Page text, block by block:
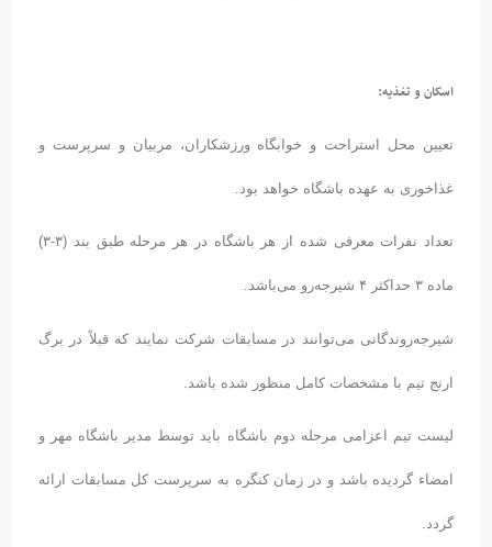
اسکان و تغذیه:
تعیین محل استراحت و خوابگاه ورزشکاران، مربیان و سرپرست و
غذاخوری به عهده باشگاه خواهد بود.
تعداد نفرات معرفی شده از هر باشگاه در هر مرحله طبق بند (۳-۳)
ماده ۳ حداکثر ۴ شیرجه‌رو می‌باشد.
شیرجه‌روندگانی می‌توانند در مسابقات شرکت نمایند که قبلاً در برگ
ارنج تیم با مشخصات کامل منظور شده باشد.
لیست تیم اعزامی مرحله دوم باشگاه باید توسط مدیر باشگاه مهر و
امضاء گردیده باشد و در زمان کنگره به سرپرست کل مسابقات ارائه
گردد.